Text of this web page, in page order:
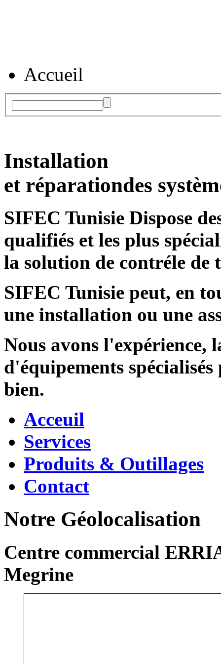
Accueil
Installation
et réparationdes
SIFEC Tunisie Dispose
qualifiés et les plus
la solution de contréle de
SIFEC Tunisie peut, en
une installation ou une
Nous avons l'expérience,
d'équipements
bien.
Acceuil
Services
Produits & Outillages
Contact
Notre Géolocalisation
Centre commercial
Megrine